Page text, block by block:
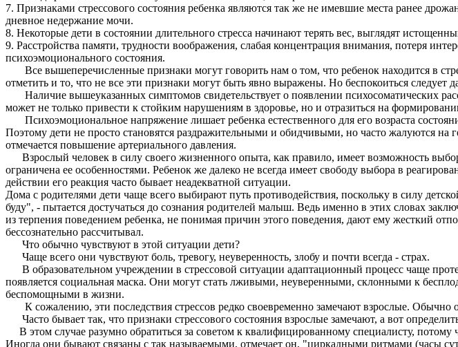
7. Признаками стрессового состояния ребенка являются так же не имевшие места ранее
дневное недержание мочи.
8. Некоторые дети в состоянии длительного стресса начинают терять вес, выглядят
9. Расстройства памяти, трудности воображения, слабая концентрация внимания, потеря
психоэмоционального состояния.
Все вышеперечисленные признаки могут говорить нам о том, что ребенок находится в
отметить и то, что не все эти признаки могут быть явно выражены. Но беспокоиться следует
Наличие вышеуказанных симптомов свидетельствует о появлении психосоматических
может не только привести к стойким нарушениям в здоровье, но и отразиться на
Психоэмоциональное напряжение лишает ребенка естественного для его возраста
Поэтому дети не просто становятся раздражительными и обидчивыми, но часто жалуются
отмечается повышение артериального давления.
Взрослый человек в силу своего жизненного опыта, как правило, имеет возможность
ограничена ее особенностями. Ребенок же далеко не всегда имеет свободу выбора в
действии его реакция часто бывает неадекватной ситуации.
Дома с родителями дети чаще всего выбирают путь противодействия, поскольку в силу
буду", - пытается достучаться до сознания родителей малыш. Ведь именно в этих словах
из терпения поведением ребенка, не понимая причин этого поведения, дают ему жесткий
бессознательно рассчитывал.
Что обычно чувствуют в этой ситуации дети?
Чаще всего они чувствуют боль, тревогу, неуверенность, злобу и почти всегда - страх.
В образовательном учреждении в стрессовой ситуации адаптационный процесс чаще
появляется социальная маска. Они могут стать лживыми, неуверенными, склонными к
беспомощными в жизни.
К сожалению, эти последствия стрессов редко своевременно замечают взрослые. Обычно
Часто бывает так, что признаки стрессового состояния взрослые замечают, а вот
В этом случае разумно обратиться за советом к квалифицированному специалисту, потому
Иногда они бывают связаны с так называемыми, отмечает он, "циркадными ритмами (часы